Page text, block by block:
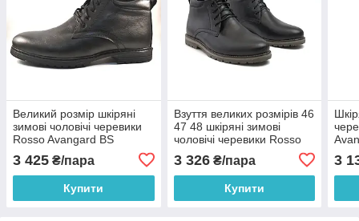
Великий розмір шкіряні
зимові чоловічі черевики
Rosso Avangard BS
3 425 ₴/пара
Купити
Взуття великих розмірів 46
47 48 шкіряні зимові
чоловічі черевики Rosso
Black
3 326₴/пара
Купити
3